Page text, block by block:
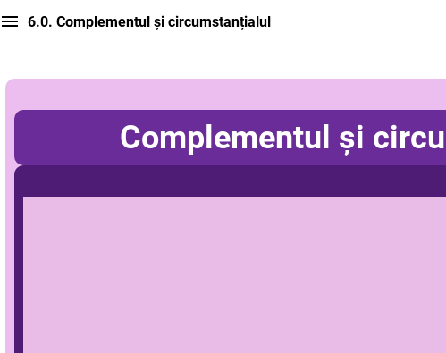
6.0. Complementul și circumstanțialul
Complementul și